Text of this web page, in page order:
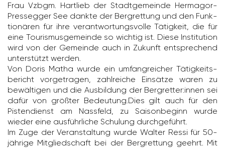
Frau Vzbgm. Hart­lieb der Stadt­ge­meinde Hermagor-
Pres­segger See dankte der Berg­ret­tung und den Funk­
tio­nären für ihre verant­wor­tungs­volle Tätig­keit, die für
eine Touris­mus­ge­meinde so wichtig ist. Diese Insti­tu­tion
wird von der Gemeinde auch in Zukunft entspre­chend
unter­stützt werden.
Von Doris Matha wurde ein umfang­rei­cher Tätig­keits­
be­richt vorge­tragen, zahl­reiche Einsätze waren zu
bewäl­tigen und die Ausbil­dung der Berg­retter:innen sei
dafür von größter Bedeu­tung.Dies gilt auch für den
Pisten­dienst am Nass­feld, zu Saison­be­ginn wurde
wieder eine ausführ­liche Schu­lung durch­ge­führt.
Im Zuge der Veran­stal­tung wurde Walter Ressi für 50-
jährige Mitglied­schaft bei der Berg­ret­tung geehrt. Mit